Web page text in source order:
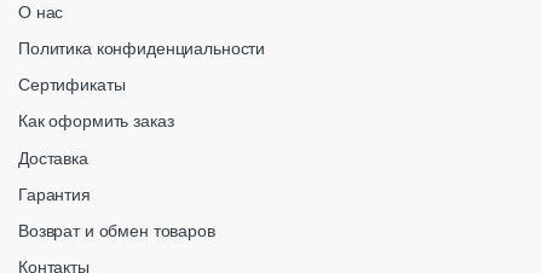
О нас
Политика конфиденциальности
Сертификаты
Как оформить заказ
Доставка
Гарантия
Возврат и обмен товаров
Контакты